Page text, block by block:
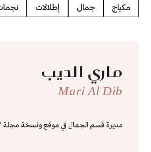
مكياج جمال إطلالات
ماري الديب
Mari Al Dib
مديرة قسم الجمال في موقع ونسخة مجلة